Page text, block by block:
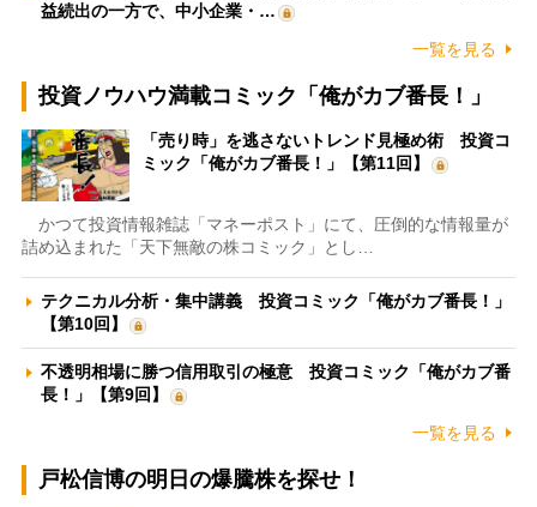
益続出の一方で、中小企業・…
一覧を見る
投資ノウハウ満載コミック「俺がカブ番長！」
「売り時」を逃さないトレンド見極め術 投資コ
ミック「俺がカブ番長！」【第11回】
かつて投資情報雑誌「マネーポスト」にて、圧倒的な情報量が
詰め込まれた「天下無敵の株コミック」とし…
テクニカル分析・集中講義 投資コミック「俺がカブ番長！」
【第10回】
不透明相場に勝つ信用取引の極意 投資コミック「俺がカブ番
長！」【第9回】
一覧を見る
戸松信博の明日の爆騰株を探せ！